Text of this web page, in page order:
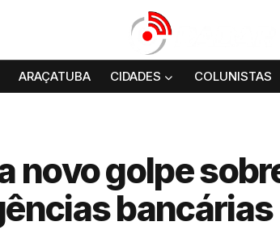
ARAÇATUBA CIDADES COLUNISTAS
novo golpe
bancárias